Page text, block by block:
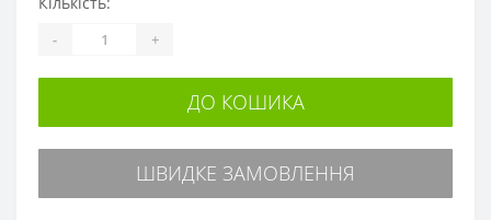
- +
ДО КОШИКА
ШВИДКЕ ЗАМОВЛЕННЯ